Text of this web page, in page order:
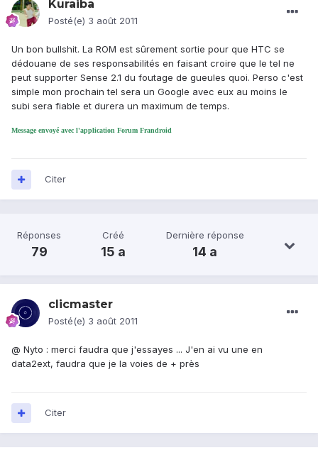
Kuraiba
Posté(e) 3 août 2011
Un bon bullshit. La ROM est sûrement sortie pour que HTC se
dédouane de ses responsabilités en faisant croire que le tel ne
peut supporter Sense 2.1 du foutage de gueules quoi. Perso c'est
simple mon prochain tel sera un Google avec eux au moins le
subi sera fiable et durera un maximum de temps.
Message envoyé avec l'application Forum Frandroid
Citer
Réponses
79
Créé
15 a
Dernière réponse
14 a
clicmaster
Posté(e) 3 août 2011
@ Nyto : merci faudra que j'essayes ... J'en ai vu une en
data2ext, faudra que je la voies de + près
Citer